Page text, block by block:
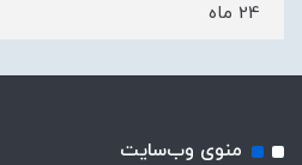
24 ماه
منوی وب‌سایت